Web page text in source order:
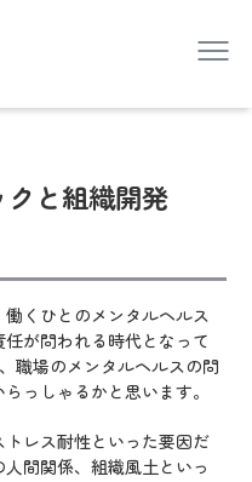
と組織開発
くひとのメンタルヘルス
が問われる時代となって
職場のメンタルヘルスの問
っしゃるかと思います。
レス耐性といった要因だ
間関係、組織風土といっ